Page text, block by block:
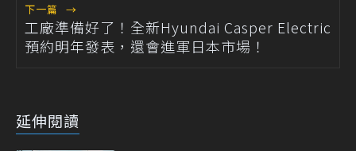
下一篇 →
工廠準備好了！全新Hyundai Casper Electric
預約明年發表，還會進軍日本市場！
延伸閱讀